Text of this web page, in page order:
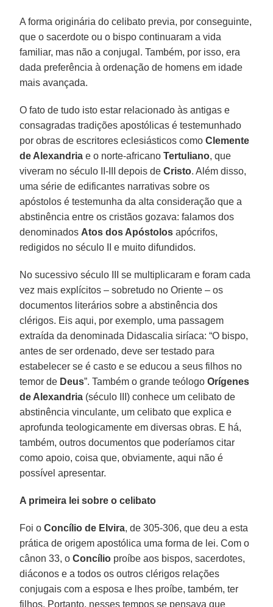
A forma originária do celibato previa, por conseguinte,
que o sacerdote ou o bispo continuaram a vida
familiar, mas não a conjugal. Também, por isso, era
dada preferência à ordenação de homens em idade
mais avançada.
O fato de tudo isto estar relacionado às antigas e
consagradas tradições apostólicas é testemunhado
por obras de escritores eclesiásticos comoClemente
de Alexandria e o norte-africanoTertuliano, que
viveram no século II-III depois deCristo. Além disso,
uma série de edificantes narrativas sobre os
apóstolos é testemunha da alta consideração que a
abstinência entre os cristãos gozava: falamos dos
denominados Atos dos Apóstolos apócrifos,
redigidos no século II e muito difundidos.
No sucessivo século III se multiplicaram e foram cada
vez mais explícitos – sobretudo no Oriente – os
documentos literários sobre a abstinência dos
clérigos. Eis aqui, por exemplo, uma passagem
extraída da denominada Didascalia siríaca: “O bispo,
antes de ser ordenado, deve ser testado para
estabelecer se é casto e se educou a seus filhos no
temor de Deus”. Também o grande teólogoOrígenes
de Alexandria (século III) conhece um celibato de
abstinência vinculante, um celibato que explica e
aprofunda teologicamente em diversas obras. E há,
também, outros documentos que poderíamos citar
como apoio, coisa que, obviamente, aqui não é
possível apresentar.
A primeira lei sobre o celibato
Foi oConcílio de Elvira, de 305-306, que deu a esta
prática de origem apostólica uma forma de lei. Com o
cânon 33, oConcílio proíbe aos bispos, sacerdotes,
diáconos e a todos os outros clérigos relações
conjugais com a esposa e lhes proíbe, também, ter
filhos. Portanto, nesses tempos se pensava que